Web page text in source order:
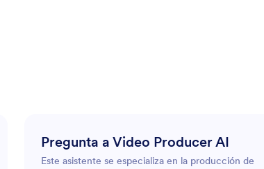
Pregunta a Video Producer AI
Este asistente se especializa en la producción de